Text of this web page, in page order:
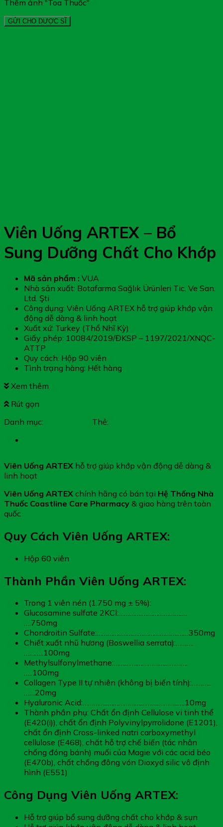
Thêm ảnh "Toa Thuốc"
Viên Uống ARTEX – Bổ
Sung Dưỡng Chất Cho Khớp
Mã sản phẩm : VUA
Nhà sản xuất: Botafarma Sağlık Ürünleri Tic. Ve San.
Ltd. Şti
Công dụng: Viên Uống ARTEX hỗ trợ giúp khớp vận
động dễ dàng & linh hoạt
Xuất xứ: Turkey (Thổ Nhĩ Kỳ)
Giấy phép: 10084/2019/ĐKSP – 1197/2021/XNQC-
ATTP
Quy cách: Hộp 90 viên
Tình trạng hàng: Hết hàng
Xem thêm
Rút gọn
Danh mục:
Thẻ:
Viên Uống ARTEX hỗ trợ giúp khớp vận động dễ dàng &
linh hoạt
Viên Uống ARTEX chính hãng có bán tại Hệ Thống Nhà
Thuốc Coastline Care Pharmacy & giao hàng trên toàn
quốc
Quy Cách Viên Uống ARTEX:
Hộp 60 viên
Thành Phần Viên Uống ARTEX:
Trong 1 viên nén (1.750 mg ± 5%):
Glucosamine sulfate 2KCl:………….…………………….
….750mg
Chondroitin Sulfate:…………..………………………….……350mg
Chiết xuất nhũ hương (Boswellia serrata):……….
………..100mg
Methylsulfonylmethane:………….……………………….
…..100mg
Collagen Type II tự nhiên (không bị biến tính):………..
……20mg
Hyaluronic Acid:…………..……………………….………..….10mg
Thành phần phụ: Chất ổn định Cellulose vi tinh thể
(E420(i)), chất ổn định Polyvinylpyrrolidone (E1201),
chất ổn định Cross-linked natri carboxymethyl
cellulose (E468), chất hỗ trợ chế biến (tác nhân
chống đóng bánh) muối của Magie với các acid béo
(E470b), chất chống đông vón Dioxyd silic vô định
hình (E551)
Công Dụng Viên Uống ARTEX:
Hỗ trợ giúp bổ sung dưỡng chất cho khớp & sụn